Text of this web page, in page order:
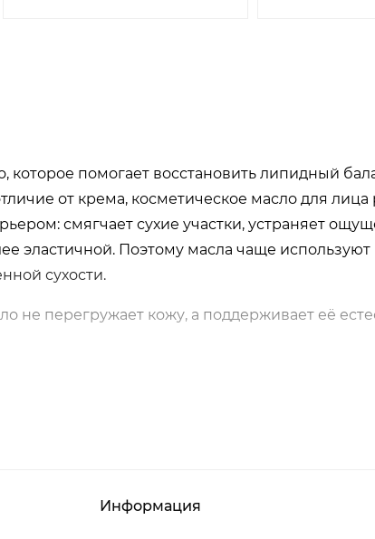
которое помогает восстановить липидный
от крема, косметическое масло для лица
смягчает сухие участки, устраняет
эластичной. Поэтому масла чаще
сухости.
не перегружает кожу, а поддерживает её
для лица
Информация